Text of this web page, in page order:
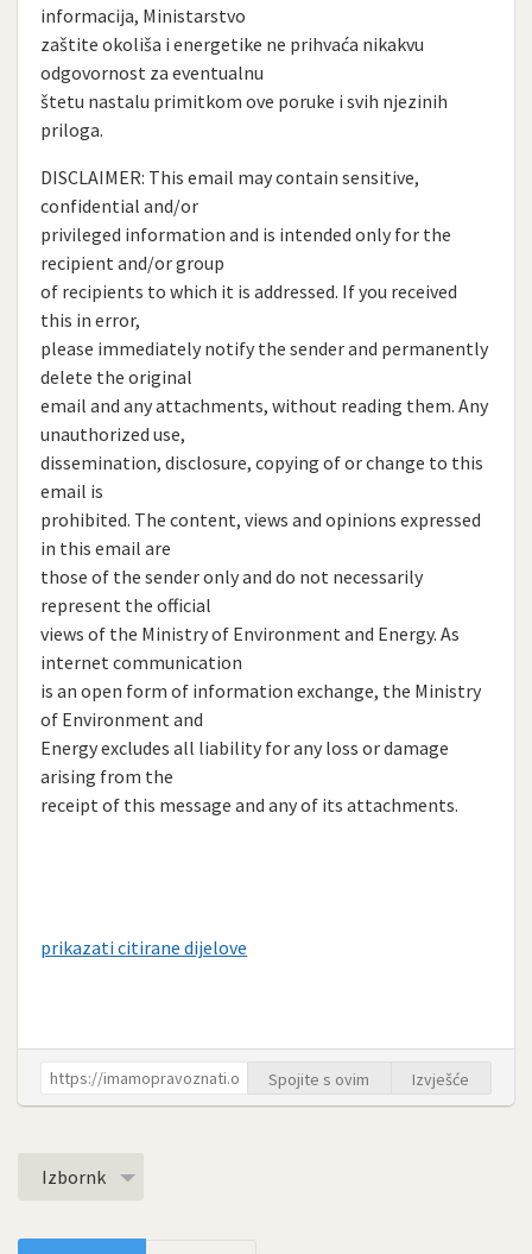
informacija, Ministarstvo
zaštite okoliša i energetike ne prihvaća nikakvu
odgovornost za eventualnu
štetu nastalu primitkom ove poruke i svih njezinih
priloga.
DISCLAIMER: This email may contain sensitive,
confidential and/or
privileged information and is intended only for the
recipient and/or group
of recipients to which it is addressed. If you received
this in error,
please immediately notify the sender and permanently
delete the original
email and any attachments, without reading them. Any
unauthorized use,
dissemination, disclosure, copying of or change to this
email is
prohibited. The content, views and opinions expressed
in this email are
those of the sender only and do not necessarily
represent the official
views of the Ministry of Environment and Energy. As
internet communication
is an open form of information exchange, the Ministry
of Environment and
Energy excludes all liability for any loss or damage
arising from the
receipt of this message and any of its attachments.
prikazati citirane dijelove
Spojite s ovim Izvješće
Izbornk